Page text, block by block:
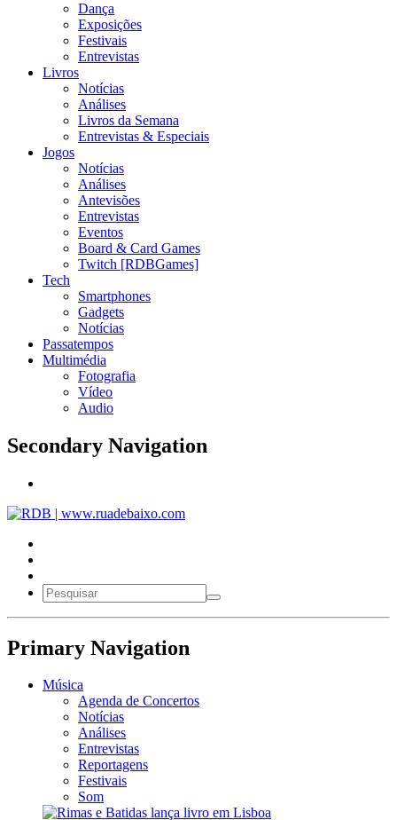
Dança
Exposições
Festivais
Entrevistas
Livros
Notícias
Análises
Livros da Semana
Entrevistas & Especiais
Jogos
Notícias
Análises
Antevisões
Entrevistas
Eventos
Board & Card Games
Twitch [RDBGames]
Tech
Smartphones
Gadgets
Notícias
Passatempos
Multimédia
Fotografia
Vídeo
Audio
Secondary Navigation
Primary Navigation
Música
Agenda de Concertos
Notícias
Análises
Entrevistas
Reportagens
Festivais
Som